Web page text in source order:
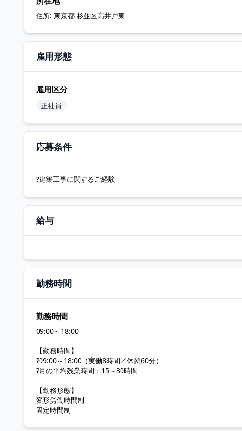
住所: 東京都 杉並区高井戸東
雇用形態
雇用区分
正社員
応募条件
?建築工事に関するご経験
給与
勤務時間
勤務時間
09:00～18:00
【勤務時間】
?09:00～18:00（実働8時間／休憩60分）
?月の平均残業時間：15～30時間
【勤務形態】
変形労働時間制
固定時間制